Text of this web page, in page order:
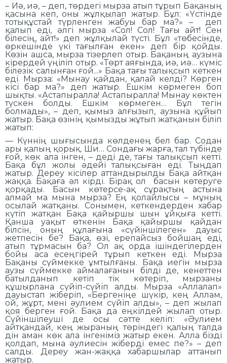
– Иә, иә, – деп, төрдегі мырза атып тұрып Бақаның
қасына кеп, оны жұлқылап жатыр. Бұл: «Үстінде
тотықұстай түрленген жабуы бар ма?» – деп
қалып еді, әлгі мырза «Сол! Сол! Тағы айт! Сен
білесің, айт!» деп жұлқылай түсті. Бұл «төбесінде,
өркешінде үкі тағылған екен» деп бір қойды.
Көзін ашса, мырза тізерлеп отыр. Бақаның аузына
кірердей үңіліп отыр. «Төрт аяғында, иә, иә… күміс
білезік салынған ғой...» Бақа тағы талықсып кеткен
еді. Мырза: «Мынау қайдан, қалай келді? Көрген
кісі бар ма?» деп жатыр. Ешкім көрмеген боп
шықты. «Астапыралла! Астапыралла! Мынау көктен
түскен болды. Ешкім көрмеген… Бұл тегін
болмады», – деп, қымыз алғызып, аузына құйып
жатыр. Бақа өзінің қымызды жұтып жатқанын біліп
жатып:
— Күннің шығысында көлденең бел бар. Содан
ары қалың қорық. Ши… Сондағы жарға, тал түбінде
ғой, көк ала інген, – деді де, тағы талықсып кетті.
Бақа бұл жолы әдейі талықсыған еді. Тыңдап
жатыр. Дереу кісілер аттандырылды Бақа айтқан
жаққа. Бақаға әл кірді. Бірақ ол басын көтеруге
қорқады. Басын көтерсе-ақ сұрақтың астына
алмай ма мына мырза? Ең қолайлысы – мұның
осылай жатқаны. Сонымен, кеткендерден хабар
күтіп жатқан Бақа қайыршы шын ұйқыға кетті.
Қанша уақыт өткенін Бақа қайыршы қайдан
білсін, оның құлағына «сүйіншілеген» дауыс
жетпесін бе? Бақа, өзі, ерепайсыз бойшаң еді,
атып тұрмасын ба? Ол ақ орда ішіндегілерден
бойы аса есеңгірей тұрып кеткен еді. Мырза
Бақаны сүймекке ұмтылғаны. Бақа иегін мырза
аузы сүймекке аймалағанын білді де, кенеттен
батылданып кетіп тік көтеріп, мырзаны
құшырлана сүйіп-сүйіп алды. Мырза «Аллалап»
дауыстап жіберіп, «Бергеніңе шүкір, кең Аллам,
ой, жұрт, мені әулием сүйіп алды», – деп жылап
қоя берген ғой. Бақа да еңкілдей жылап отыр.
Сүйіншілеуші де осы сәтте келіп: «Әулием
айтқандай, кең жыраның төріндегі қалың талда
дін аман көк ала інгеніміз жатыр екен. Алла бізді
қолдап, мына әулиесін жіберді емес пе?» – деп
салды. Дереу жан-жаққа хабаршылар аттанып
жатыр.